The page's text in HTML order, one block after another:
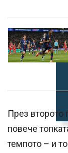
През
повече
темпото – и